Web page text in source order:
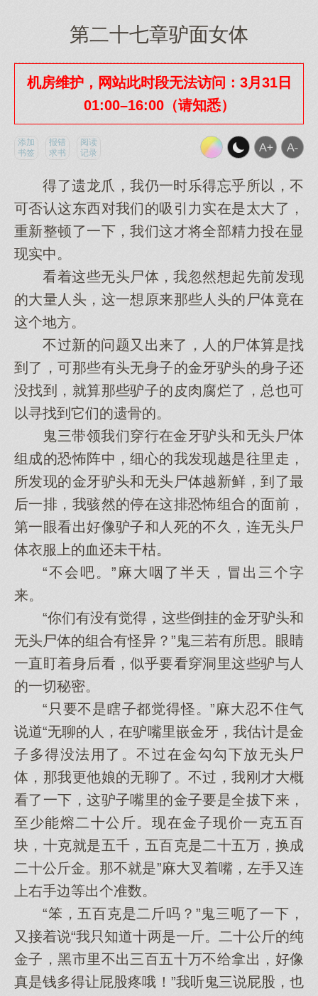
第二十七章驴面女体
机房维护，网站此时段无法访问：3月31日
01:00–16:00（请知悉）
添加
书签
报错
求书
阅读
记录
得了遗龙爪，我仍一时乐得忘乎所以，不
可否认这东西对我们的吸引力实在是太大了，
重新整顿了一下，我们这才将全部精力投在显
现实中。
看着这些无头尸体，我忽然想起先前发现
的大量人头，这一想原来那些人头的尸体竟在
这个地方。
不过新的问题又出来了，人的尸体算是找
到了，可那些有头无身子的金牙驴头的身子还
没找到，就算那些驴子的皮肉腐烂了，总也可
以寻找到它们的遗骨的。
鬼三带领我们穿行在金牙驴头和无头尸体
组成的恐怖阵中，细心的我发现越是往里走，
所发现的金牙驴头和无头尸体越新鲜，到了最
后一排，我骇然的停在这排恐怖组合的面前，
第一眼看出好像驴子和人死的不久，连无头尸
体衣服上的血还未干枯。
“不会吧。”麻大咽了半天，冒出三个字
来。
“你们有没有觉得，这些倒挂的金牙驴头和
无头尸体的组合有怪异？”鬼三若有所思。眼睛
一直盯着身后看，似乎要看穿洞里这些驴与人
的一切秘密。
“只要不是瞎子都觉得怪。”麻大忍不住气
说道“无聊的人，在驴嘴里嵌金牙，我估计是金
子多得没法用了。不过在金勾勾下放无头尸
体，那我更他娘的无聊了。不过，我刚才大概
看了一下，这驴子嘴里的金子要是全拔下来，
至少能熔二十公斤。现在金子现价一克五百
块，十克就是五千，五百克是二十五万，换成
二十公斤金。那不就是”麻大叉着嘴，左手又连
上右手边等出个准数。
“笨，五百克是二斤吗？”鬼三呃了一下，
又接着说“我只知道十两是一斤。二十公斤的纯
金子，黑市里不出三百五十万不给拿出，好像
真是钱多得让屁股疼哦！”我听鬼三说屁股，也